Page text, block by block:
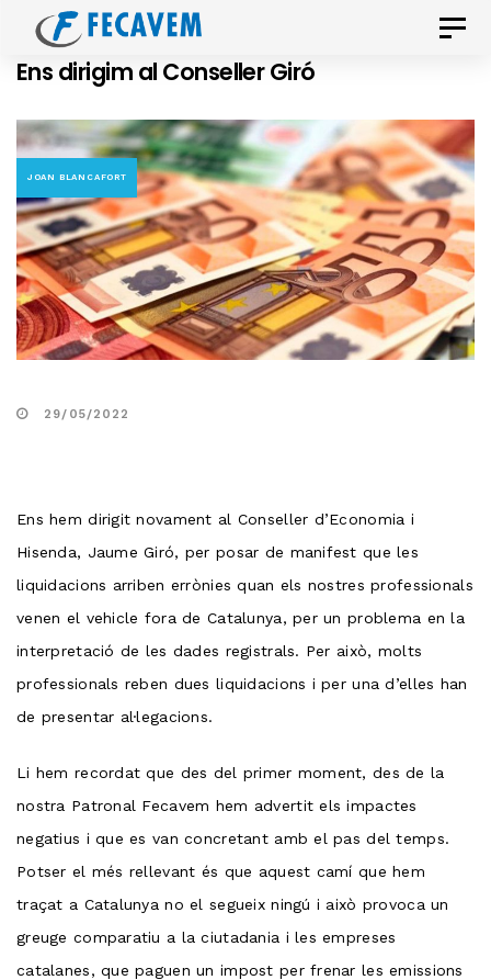
Skip
links
primary
Skip
content
Toggle
Ens dirigim al Conseller Giró
JOAN BLANCAFORT
29/05/2022
Ens hem dirigit novament al Conseller d’Economia i
Hisenda, Jaume Giró, per posar de manifest que les
liquidacions arriben errònies quan els nostres professionals
venen el vehicle fora de Catalunya, per un problema en la
interpretació de les dades registrals. Per això, molts
professionals reben dues liquidacions i per una d’elles han
de presentar al·legacions.
Li hem recordat que des del primer moment, des de la
nostra Patronal Fecavem hem advertit els impactes
negatius i que es van concretant amb el pas del temps.
Potser el més rellevant és que aquest camí que hem
traçat a Catalunya no el segueix ningú i això provoca un
greuge comparatiu a la ciutadania i les empreses
catalanes, que paguen un impost per frenar les emissions